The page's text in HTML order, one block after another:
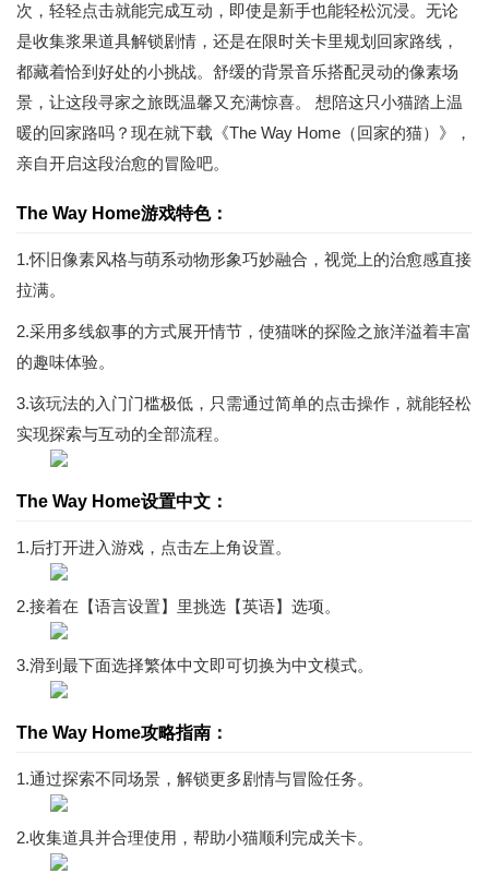
次，轻轻点击就能完成互动，即使是新手也能轻松沉浸。无论
是收集浆果道具解锁剧情，还是在限时关卡里规划回家路线，
都藏着恰到好处的小挑战。舒缓的背景音乐搭配灵动的像素场
景，让这段寻家之旅既温馨又充满惊喜。 想陪这只小猫踏上温
暖的回家路吗？现在就下载《The Way Home（回家的猫）》，
亲自开启这段治愈的冒险吧。
The Way Home游戏特色：
1.怀旧像素风格与萌系动物形象巧妙融合，视觉上的治愈感直接
拉满。
2.采用多线叙事的方式展开情节，使猫咪的探险之旅洋溢着丰富
的趣味体验。
3.该玩法的入门门槛极低，只需通过简单的点击操作，就能轻松
实现探索与互动的全部流程。
The Way Home设置中文：
1.后打开进入游戏，点击左上角设置。
2.接着在【语言设置】里挑选【英语】选项。
3.滑到最下面选择繁体中文即可切换为中文模式。
The Way Home攻略指南：
1.通过探索不同场景，解锁更多剧情与冒险任务。
2.收集道具并合理使用，帮助小猫顺利完成关卡。